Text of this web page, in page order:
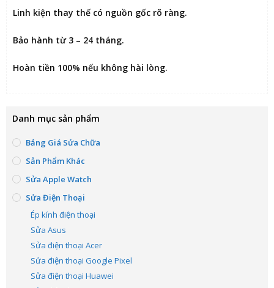
Linh kiện thay thế có nguồn gốc rõ ràng.
Bảo hành từ 3 – 24 tháng.
Hoàn tiền 100% nếu không hài lòng.
Danh mục sản phẩm
Bảng Giá Sửa Chữa
Sản Phẩm Khác
Sửa Apple Watch
Sửa Điện Thoại
Ép kính điện thoại
Sửa Asus
Sửa điện thoại Acer
Sửa điện thoại Google Pixel
Sửa điện thoại Huawei